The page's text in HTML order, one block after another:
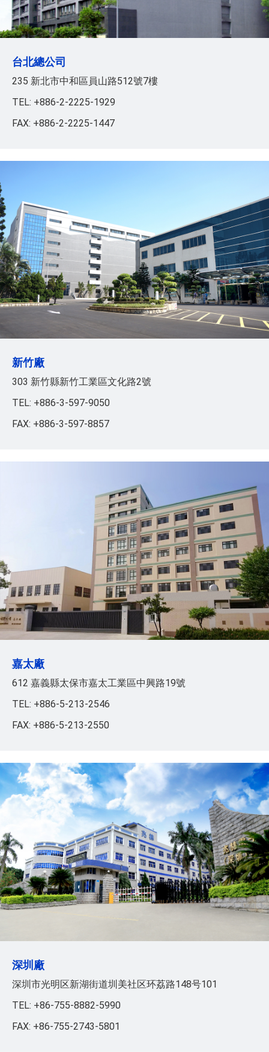
台北總公司
235 新北市中和區員山路512號7樓
TEL: +886-2-2225-1929
FAX: +886-2-2225-1447
新竹廠
303 新竹縣新竹工業區文化路2號
TEL: +886-3-597-9050
FAX: +886-3-597-8857
嘉太廠
612 嘉義縣太保市嘉太工業區中興路19號
TEL: +886-5-213-2546
FAX: +886-5-213-2550
深圳廠
深圳市光明区新湖街道圳美社区环荔路148号101
TEL: +86-755-8882-5990
FAX: +86-755-2743-5801